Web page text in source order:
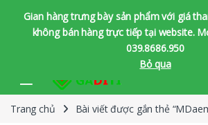
Gian hàng trưng bày sản phẩm với giá
không bán hàng trực tiếp tại website.
039.8686.950
Bỏ qua
Trang chủ Bài viết được gắn thẻ